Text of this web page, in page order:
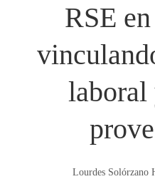
RSE
laboral
Lourdes Solórzano